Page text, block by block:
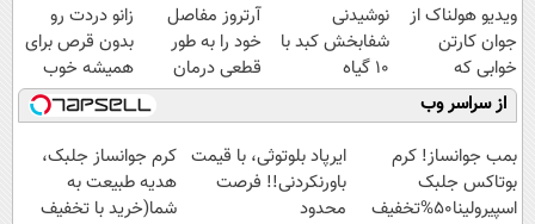
ویدیو هولناک از
جوان کارتن
خوابی که
میلیاردر شد.
آموزش رایگان
نوشیدنی
شفابخش کبد با
10 گیاه
موثر(تخفیف تا
امشب)
آرتروز مفاصل
خود را به طور
قطعی درمان
کنید!
◗پرسش‌نامه◖
زانو دردت رو
بدون قرص برای
همیشه خوب
کن! (قدم اول،
پرسش‌نامه)
از سراسر وب
بمب جوانساز! کرم
بوتاکس جلبک
اسپیرولینا50%تخفیف
ایرپاد بلوتوثی، با قیمت
باورنکردنی!! فرصت
محدود
کرم جوانساز جلبک،
هدیه طبیعت به
شما(خرید با تخفیف